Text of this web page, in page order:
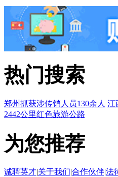
热门搜索
郑州抓获涉传销人员130余人 江
2442公里红色旅游公路
为您推荐
诚聘英才|关于我们|合作伙伴|法